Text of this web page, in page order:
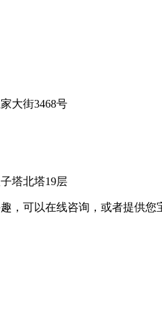
大街3468号
塔北塔19层
，可以在线咨询，或者提供您